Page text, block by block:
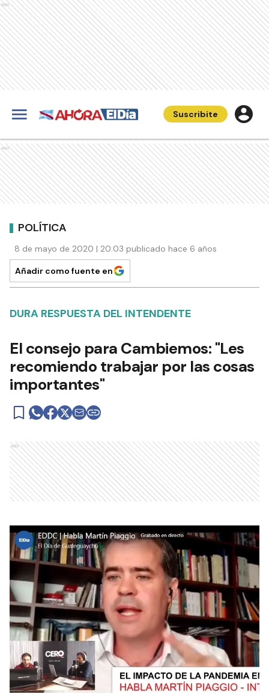
Ads
Suscribite
Ads
POLÍTICA
8 de mayo de 2020 | 20:03 publicado hace 6 años
Añadir como fuente en
DURA RESPUESTA DEL INTENDENTE
El consejo para Cambiemos: "Les
recomiendo trabajar por las cosas
importantes"
Ads